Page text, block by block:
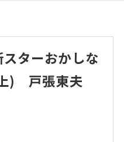
ターおかしな
) 戸張東夫